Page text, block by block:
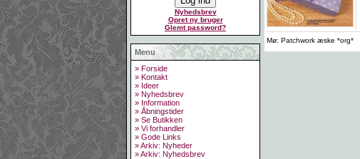
Nyhedsbrev
Opret ny bruger
Glemt password?
Menu
» Forside
» Kontakt
» Ideer
» Nyhedsbrev
» Information
» Åbningstider
» Se Butikken
» Vi forhandler
» Gode Links
» Arkiv: Nyheder
» Arkiv: Nyhedsbrev
Mø: Patchwork æske *org*